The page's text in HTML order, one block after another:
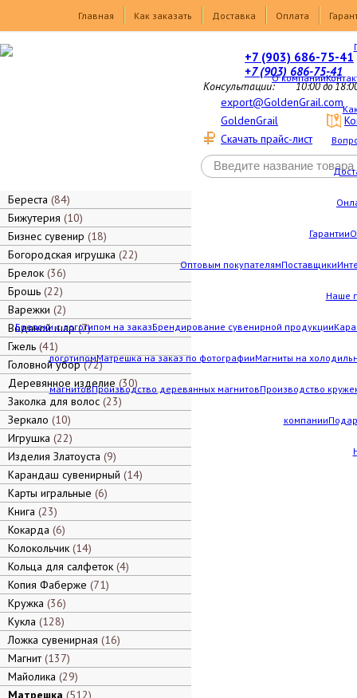
Главная
Как заказать Доставка Оплата
О компании
Гарантии
Оптовым покупателямПоставщики
Наше
Брелоки с логотипом на заказБрендирование сувенирной продукции
логотипомМатрешка на заказ по фотографииМагниты на
магнитовПроизводство деревянных магнитовПроизводство
компании
+7 (903) 686-75-41
+7 (903) 686-75-41
Консультации: 10:00 до
export@GoldenGrail.com
GoldenGrail
Скачать прайс-лист
Береста 84
Бижутерия 10
Бизнес сувенир 18
Богородская игрушка 22
Брелок 36
Брошь 22
Варежки 2
Водяной шар 7
Гжель 41
Головной убор 72
Деревянное изделие 30
Заколка для волос 23
Зеркало 10
Игрушка 22
Изделия Златоуста 9
Карандаш сувенирный 14
Карты игральные 6
Книга 23
Кокарда 6
Колокольчик 14
Кольца для салфеток 4
Копия Фаберже 71
Кружка 36
Кукла 128
Ложка сувенирная 16
Магнит 137
Майолика 29
Матрешка 512